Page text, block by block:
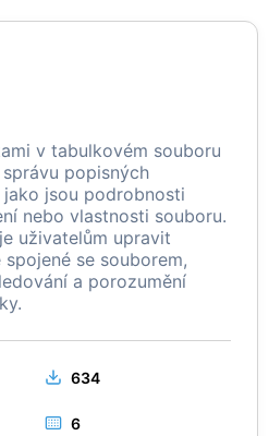
v tabulkovém souboru
popisných
jsou podrobnosti
nebo vlastnosti souboru.
uživatelům upravit
se souborem,
a porozumění
634
6